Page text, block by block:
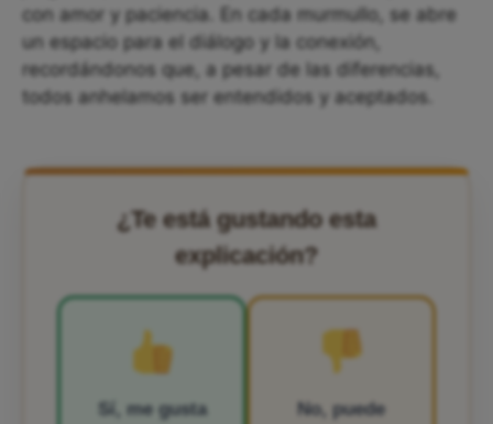
con amor y paciencia. En cada murmullo, se abre
un espacio para el diálogo y la conexión,
recordándonos que, a pesar de las diferencias,
todos anhelamos ser entendidos y aceptados.
¿Te está gustando esta
explicación?
Sí, me gusta
No, puede